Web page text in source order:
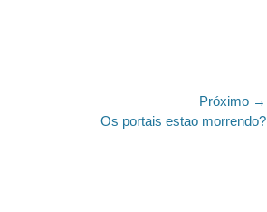
Próximo →
Os portais estao morrendo?